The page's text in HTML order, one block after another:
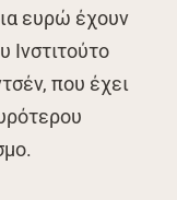
ευρώ έχουν
Ινστιτούτο
που έχει